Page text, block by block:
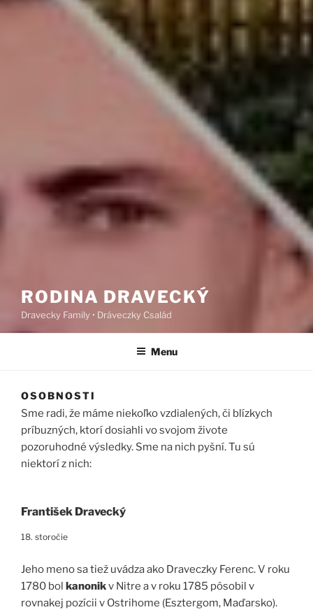
RODINA DRAVECKÝ
Dravecky Family • Dráveczky Család
Menu
OSOBNOSTI
Sme radi, že máme niekoľko vzdialených, či blízkych
príbuzných, ktorí dosiahli vo svojom živote
pozoruhodné výsledky. Sme na nich pyšní. Tu sú
niektorí z nich:
František Dravecký
18. storočie
Jeho meno sa tiež uvádza ako Draveczky Ferenc. V roku
1780 bol kanonikv Nitre a v roku 1785 pôsobil v
rovnakej pozícii v Ostrihome (Esztergom, Maďarsko).